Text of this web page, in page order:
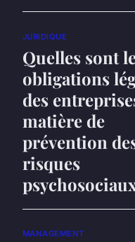
JURIDIQUE
Quelles sont
obligations
des
matière de
prévention
risques
MANAGEMENT